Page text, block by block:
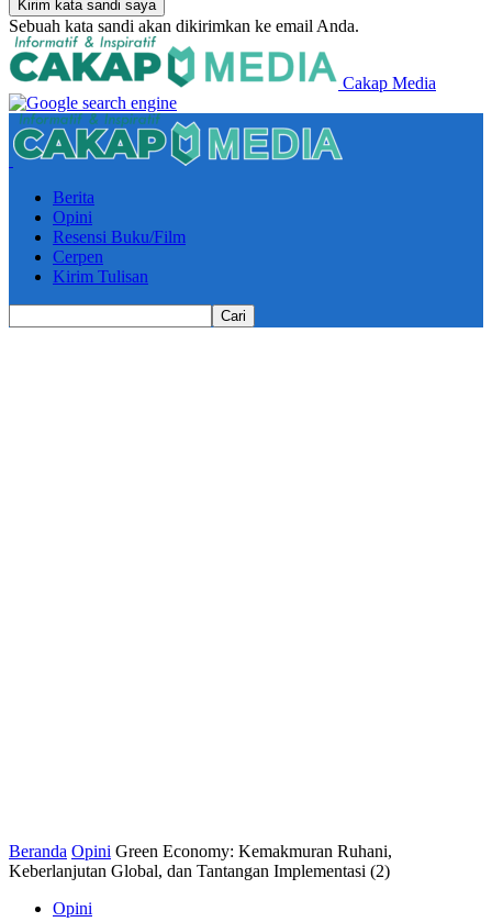
Sebuah kata sandi akan dikirimkan ke email Anda.
Cakap Media
Berita
Opini
Resensi Buku/Film
Cerpen
Kirim Tulisan
Beranda Opini Green Economy: Kemakmuran Ruhani,
Keberlanjutan Global, dan Tantangan Implementasi (2)
Opini